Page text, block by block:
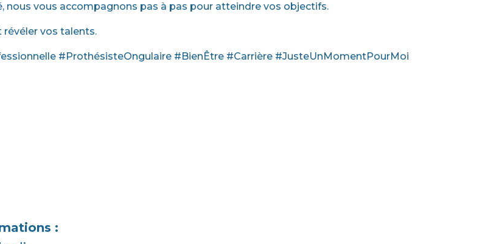
vous accompagnons pas à pas pour atteindre vos objectifs.
vos talents.
#ProthésisteOngulaire #BienÊtre #Carrière #JusteUnMomentPourMoi
: